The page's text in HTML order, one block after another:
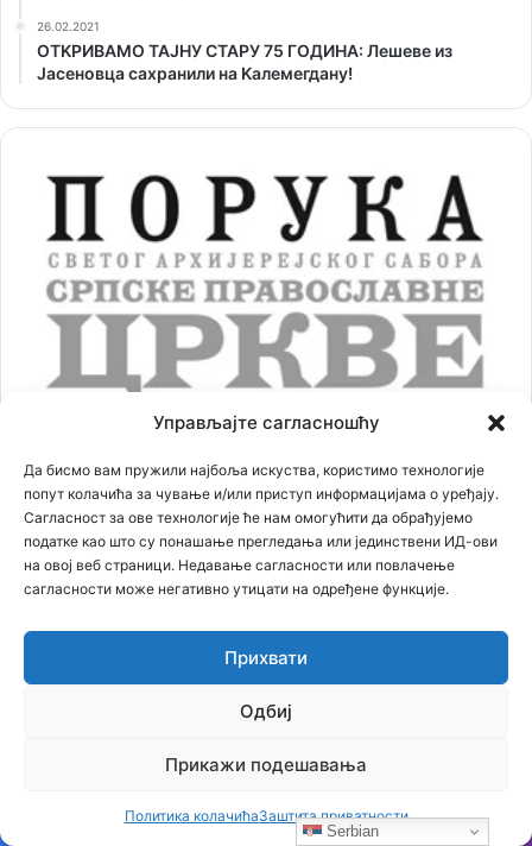
Управљајте сагласношћу
Да бисмо вам пружили најбоља искуства, користимо технологије
попут колачића за чување и/или приступ информацијама о уређају.
Сагласност за ове технологије ће нам омогућити да обрађујемо
податке као што су понашање прегледања или јединствени ИД-ови
на овој веб страници. Недавање сагласности или повлачење
сагласности може негативно утицати на одређене функције.
Прихвати
Одбиј
Прикажи подешавања
Политика колачићаЗаштита приватности
26.02.2021
ОТKРИВАМО ТАЈНУ СТАРУ 75 ГОДИНА: Лешеве из
Јасеновца сахранили на Kалемегдану!
Овако је било вечерас у Црној Гори која је оборила
Serbian